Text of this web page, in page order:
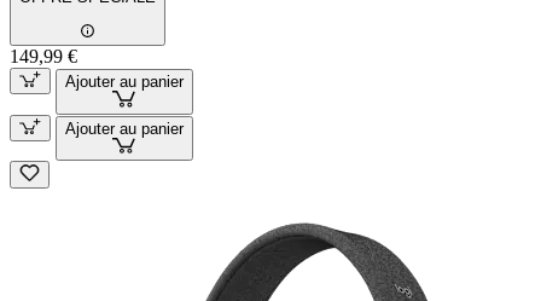
149,99 €
Ajouter au panier
Ajouter au panier